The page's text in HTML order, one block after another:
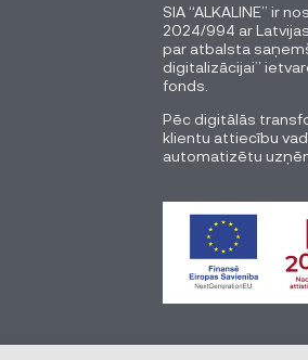
SIA “ALKALINE” ir
2024/994 ar
par atbalsta
digitalizācijai”
fonds.
Pēc digitālās
klientu attiecību
automatizētu